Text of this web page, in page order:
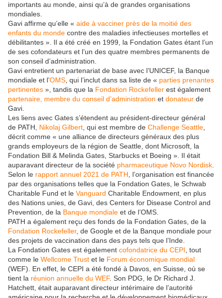
importants au monde, ainsi qu’à de grandes organisations
mondiales.
Gavi affirme qu’elle « aide à vacciner près de la moitié des
enfants du monde contre des maladies infectieuses mortelles et
débilitantes ». Il a été créé en 1999, la Fondation Gates étant l’un
de ses cofondateurs et l’un des quatre membres permanents de
son conseil d’administration.
Gavi entretient un partenariat de base avec l’UNICEF, la Banque
mondiale et l’OMS , qui l’inclut dans sa liste de « parties prenantes
pertinentes », tandis que la Fondation Rockefeller est également
partenaire, membre du conseil d’administration et donateur de
Gavi.
Les liens avec Gates s’étendent au président-directeur général
de PATH, Nikolaj Gilbert , qui est membre de Challenge Seattle
décrit comme « une alliance de directeurs généraux des plus
grands employeurs de la région de Seattle, dont Microsoft, la
Fondation Bill & Melinda Gates, Starbucks et Boeing ». Il était
auparavant directeur de la société pharmaceutique Novo Nordisk
Selon le rapport annuel 2021 de PATH , l’organisation est financée
par des organisations telles que la Fondation Gates, le Schwab
Charitable Fund et le Vanguard Charitable Endowment, en plus
des Nations unies, de Gavi, des Centers for Disease Control and
Prevention, de la Banque mondiale et de l’OMS.
PATH a également reçu des fonds de la Fondation Gates, de la
Fondation Rockefeller, de Google et de la Banque mondiale pour
des projets de vaccination dans des pays tels que l’Inde.
La Fondation Gates est également cofondatrice du CEPI , tout
comme le Wellcome Trust et le Forum économique mondial
(WEF). En effet, le CEPI a été fondé à Davos, en Suisse, où se
tient la réunion annuelle du WEF. Son PDG, le Dr Richard J.
Hatchett, était auparavant directeur intérimaire de l’autorité